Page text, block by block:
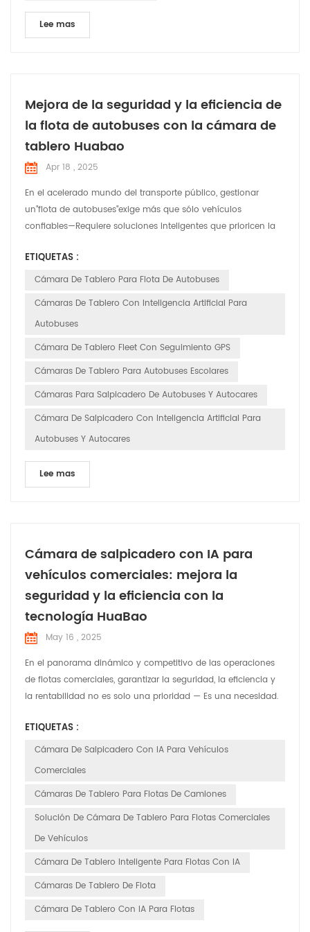
Lee mas
Mejora de la seguridad y la eficiencia de
la flota de autobuses con la cámara de
tablero Huabao
Apr 18 , 2025
En el acelerado mundo del transporte público, gestionar
un"flota de autobuses"exige más que sólo vehículos
confiables—Requiere soluciones inteligentes que prioricen la
operativa."Cámara de tablero Huabao", una tecnología de
vanguardia"Cámara de tablero para flota de autobuses"
operadores de ...
ETIQUETAS :
Cámara De Tablero Para Flota De Autobuses
Cámaras De Tablero Con Inteligencia Artificial Para
Autobuses
Cámara De Tablero Fleet Con Seguimiento GPS
Cámaras De Tablero Para Autobuses Escolares
Cámaras Para Salpicadero De Autobuses Y Autocares
Cámara De Salpicadero Con Inteligencia Artificial Para
Autobuses Y Autocares
Lee mas
Cámara de salpicadero con IA para
vehículos comerciales: mejora la
seguridad y la eficiencia con la
tecnología HuaBao
May 16 , 2025
En el panorama dinámico y competitivo de las operaciones
de flotas comerciales, garantizar la seguridad, la eficiencia y
la rentabilidad no es solo una prioridad — Es una necesidad.
que enfrentan los administradores y operadores de flotas. Por
eso, hemos desarrollado cámaras de tablero con IA de
ETIQUETAS :
Cámara De Salpicadero Con IA Para Vehículos
Comerciales
Cámaras De Tablero Para Flotas De Camiones
Solución De Cámara De Tablero Para Flotas Comerciales
De Vehículos
Cámara De Tablero Inteligente Para Flotas Con IA
Cámaras De Tablero De Flota
Cámara De Tablero Con IA Para Flotas